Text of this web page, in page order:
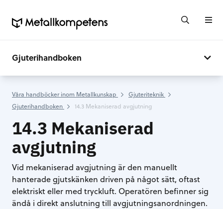
Gjuterihandboken
Våra handböcker inom Metallkunskap
Gjuteriteknik
Gjuterihandboken
14.3 Mekaniserad avgjutning
14.3 Mekaniserad
avgjutning
Vid mekaniserad avgjutning är den manuellt
hanterade gjutskänken driven på något sätt, oftast
elektriskt eller med tryckluft. Operatören befinner sig
ändå i direkt anslutning till avgjutningsanordningen.